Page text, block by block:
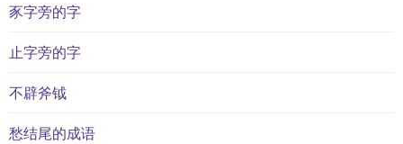
豕字旁的字
止字旁的字
不辟斧钺
愁结尾的成语